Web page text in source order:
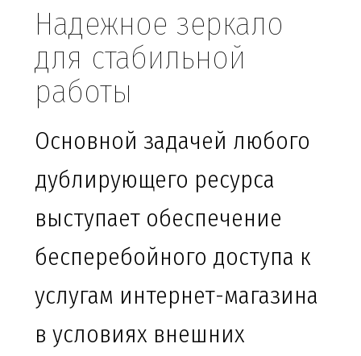
Надежное зеркало
для стабильной
работы
Основной задачей любого
дублирующего ресурса
выступает обеспечение
бесперебойного доступа к
услугам интернет-магазина
в условиях внешних